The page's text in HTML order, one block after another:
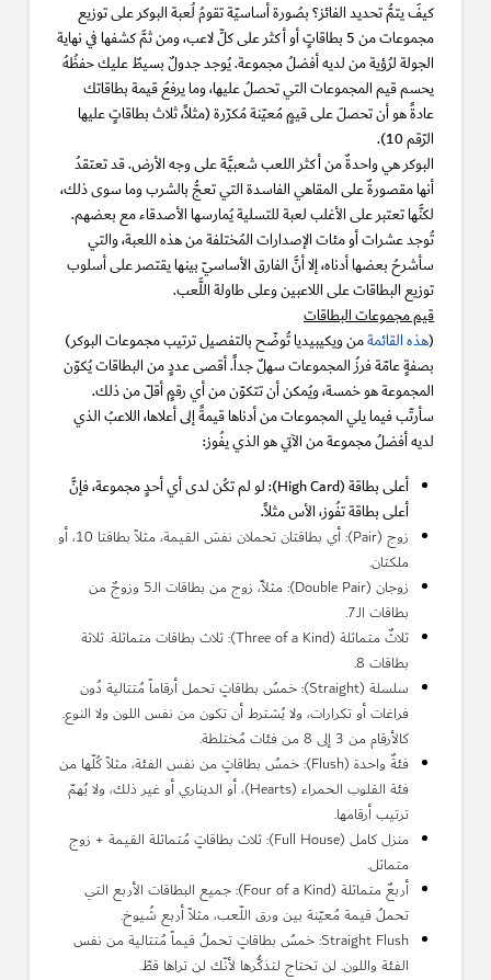
كيفَ يتمُّ تحديد الفائز؟ بصُورة أساسيّة تقومُ لُعبة البوكر على توزيع
مجموعات من 5 بطاقاتٍ أو أكثر على كلِّ لاعب، ومن ثمَّ كشفها في نهاية
الجولة لرُؤية من لديه أفضلُ مجموعة. يُوجد جدولٌ بسيطٌ عليك حفظُهُ
يحسم قيم المجموعات التي تحصلُ عليها، وما يرفعُ قيمة بطاقاتك
عادةً هو أن تحصلَ على قيمٍ مُعيّنة مُكرّرة (مثلاً، ثلاث بطاقاتٍ عليها
الرّقم 10).
البوكر هي واحدةٌ من أكثر اللعب شعبيَّة على وجه الأرض. قد تعتقدُ
أنها مقصورةٌ على المقاهي الفاسدة التي تعجُّ بالشرب وما سوى ذلك،
لكنَّها تعتبر على الأغلب لعبة للتسلية يُمارسها الأصدقاء مع بعضهم.
تُوجد عشرات أو مئات الإصدارات المُختلفة من هذه اللعبة، والتي
سأشرحُ بعضها أدناه، إلا أنَّ الفارق الأساسيّ بينها يقتصر على أسلوب
توزيع البطاقات على اللاعبين وعلى طاولة اللَّعب.
قيم مجموعات البطاقات
(هذه القائمةمن ويكيبيديا تُوضّح بالتفصيل ترتيب مجموعات البوكر)
بصفةٍ عامّة فرزُ المجموعات سهلٌ جداً. أقصى عددٍ من البطاقات يُكوّن
المجموعة هو خمسة، ويُمكن أن تتكوّن من أي رقمٍ أقلّ من ذلك.
سأرتّب فيما يلي المجموعات من أدناها قيمةً إلى أعلاها، اللاعبُ الذي
لديه أفضلُ مجموعة من الآتي هو الذي يفُوز:
أعلى بطاقة (High Card): لو لم تكُن لدى أي أحدٍ مجموعة، فإنَّ
أعلى بطاقة تفُوز، الأس مثلاً.
زوج (Pair): أي بطاقتان تحملان نفسَ القيمة، مثلاً بطاقتا 10، أو
ملكتان.
زوجان (Double Pair): مثلآً، زوج من بطاقات الـ5 وزوجٌ من
بطاقات الـ7.
ثلاثٌ متماثلة (Three of a Kind): ثلاث بطاقات متماثلة. ثلاثة
بطاقات 8.
سلسلة (Straight): خمسُ بطاقاتٍ تحمل أرقاماً مُتتالية دُون
فراغات أو تكرارات، ولا يُشترط أن تكون من نفس اللون ولا النوع.
كالأرقام من 3 إلى 8 من فئات مُختلطة.
فئةٌ واحدة (Flush): خمسُ بطاقاتٍ من نفس الفئة، مثلاً كُلّها من
فئة القلوب الحمراء (Hearts)، أو الديناري أو غير ذلك، ولا يُهمّ
ترتيب أرقامها.
منزل كامل (Full House): ثلاث بطاقاتٍ مُتماثلة القيمة + زوج
متماثل.
أربعٌ متماثلة (Four of a Kind): جميع البطاقات الأربع التي
تحملُ قيمة مُعيّنة بين ورق اللّعب، مثلاً أربع شُيوخ.
Straight Flush: خمسُ بطاقاتٍ تحملُ قيماً مُتتالية من نفس
الفئة واللون. لن تحتاج لتذكُّرها لأنّك لن تراها قطّ.